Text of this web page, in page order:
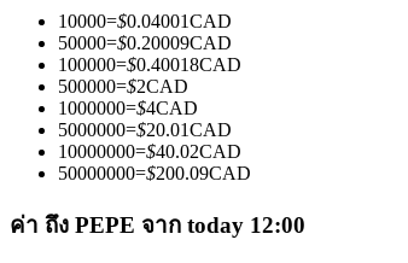
คัดลอกการซื้อขาย
เข้าร่วมกับเทรดเดอร์ชั้นนำ
10000=$0.04001CAD
50000=$0.20009CAD
100000=$0.40018CAD
500000=$2CAD
1000000=$4CAD
5000000=$20.01CAD
10000000=$40.02CAD
50000000=$200.09CAD
ค่า ถึง PEPE จาก today 12:00